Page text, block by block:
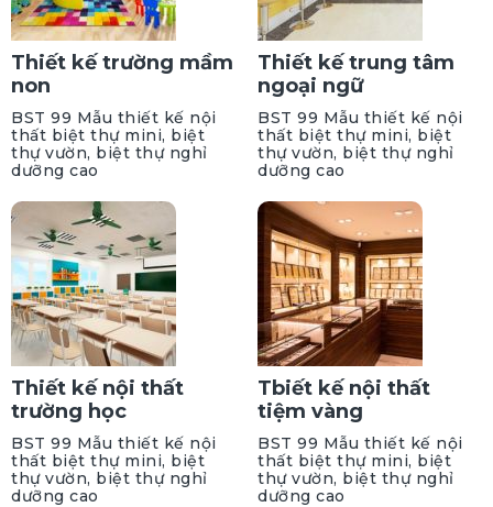
Thiết kế trường mầm
non
BST 99 Mẫu thiết kế nội
thất biệt thự mini, biệt
thự vườn, biệt thự nghỉ
dưỡng cao
Thiết kế trung tâm
ngoại ngữ
BST 99 Mẫu thiết kế nội
thất biệt thự mini, biệt
thự vườn, biệt thự nghỉ
dưỡng cao
Thiết kế nội thất
trường học
BST 99 Mẫu thiết kế nội
thất biệt thự mini, biệt
thự vườn, biệt thự nghỉ
dưỡng cao
Tbiết kế nội thất
tiệm vàng
BST 99 Mẫu thiết kế nội
thất biệt thự mini, biệt
thự vườn, biệt thự nghỉ
dưỡng cao